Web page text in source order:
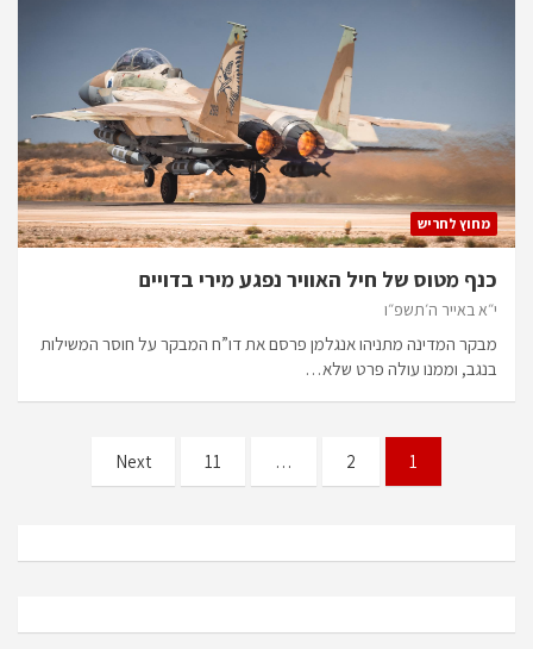
מחוץ לחריש
כנף מטוס של חיל האוויר נפגע מירי בדויים
י״א באייר ה׳תשפ״ו
מבקר המדינה מתניהו אנגלמן פרסם את דו”ח המבקר על חוסר המשילות
בנגב, וממנו עולה פרט שלא…
pagination
1
2
…
11
Next